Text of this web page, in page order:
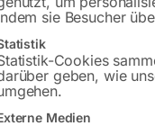
sie Besucher
Cookies
geben, wie
Medien